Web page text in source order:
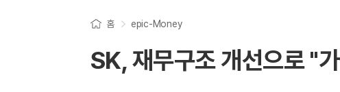
홈 epic-Money
SK, 재무구조 개선으로 "